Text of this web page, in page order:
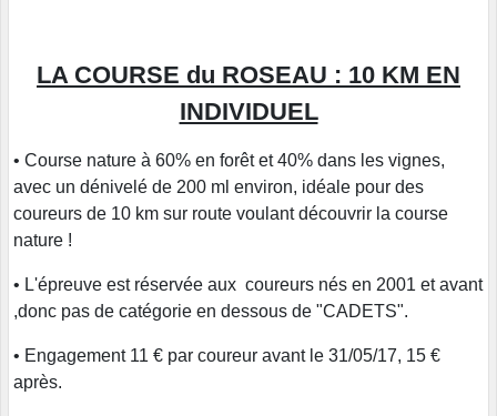
LA COURSE du ROSEAU : 10 KM EN
INDIVIDUEL
• Course nature à 60% en forêt et 40% dans les vignes,
avec un dénivelé de 200 ml environ, idéale pour des
coureurs de 10 km sur route voulant découvrir la course
nature !
• L'épreuve est réservée aux coureurs nés en 2001 et avant
,donc pas de catégorie en dessous de "CADETS".
• Engagement 11 € par coureur avant le 31/05/17, 15 €
après.